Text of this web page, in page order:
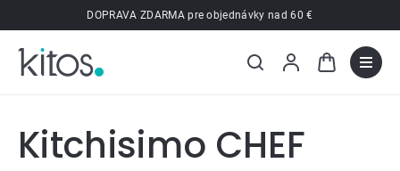
na
obsah
DOPRAVA ZDARMA pre objednávky nad 60 €
Kitchisimo CHEF